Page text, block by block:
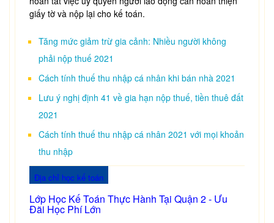
giấy tờ và nộp lại cho kế toán.
Tăng mức giảm trừ gia cảnh: Nhiều người không
phải nộp thuế 2021
Cách tính thuế thu nhập cá nhân khi bán nhà 2021
Lưu ý nghị định 41 về gia hạn nộp thuế, tiền thuê đất
2021
Cách tính thuế thu nhập cá nhân 2021 với mọi khoản
thu nhập
Địa chỉ học kế toán
Lớp Học Kế Toán Thực Hành Tại Quận 2 - Ưu
Đãi Học Phí Lớn